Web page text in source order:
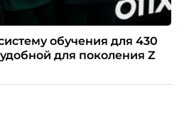
обучения для 430
для поколения Z